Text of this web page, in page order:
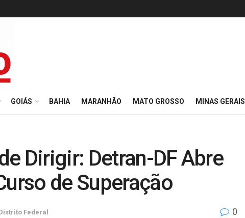
GOIÁS BAHIA MARANHÃO MATO GROSSO MINAS GERAIS
Dirigir: Detran-DF Abre
de Superação
Federal 0